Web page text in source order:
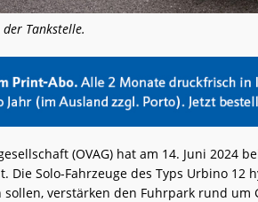
Tankstelle.
(OVAG) hat am 14. Juni 2024
Die Solo-Fahrzeuge des Typs Urbino 12
verstärken den Fuhrpark rund um